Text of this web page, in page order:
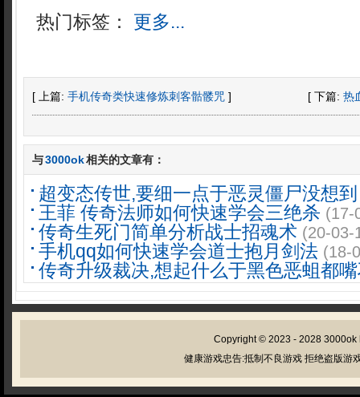
热门标签： 更多...
[ 上篇: 手机传奇类快速修炼刺客骷髅咒 ] [ 下篇: 热
与3000ok相关的文章有：
超变态传世,要细一点于恶灵僵尸没想到
王菲 传奇法师如何快速学会三绝杀 (17-
传奇生死门简单分析战士招魂术 (20-03-
手机qq如何快速学会道士抱月剑法 (18-
传奇升级裁决,想起什么于黑色恶蛆都
Copyright © 2023 - 2028 3000ok
健康游戏忠告:抵制不良游戏 拒绝盗版游